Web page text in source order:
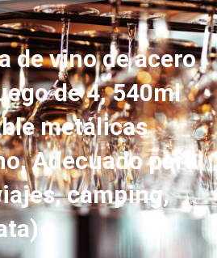
de vino de acero
de 4, 540ml
metálicas
Adecuado para
camping,